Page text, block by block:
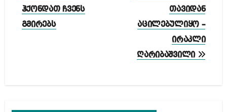
ჰქონდათ ჩვენს
გმირებს
თავიდან
აცილებულიყო –
ირაკლი
ღარიბაშვილი